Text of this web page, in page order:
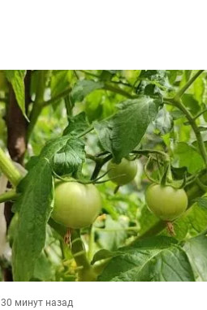
30 минут назад